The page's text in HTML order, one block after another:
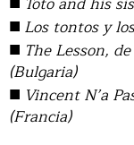
■ Los tontos y
■ The Lesson,
(Bulgaria)
■ Vincent N’a
(Francia)